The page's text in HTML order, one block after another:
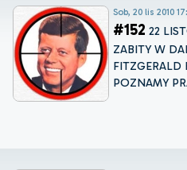
Sob, 20 lis 2010
#152 22
ZABITY W
FITZGERALD
POZNAMY